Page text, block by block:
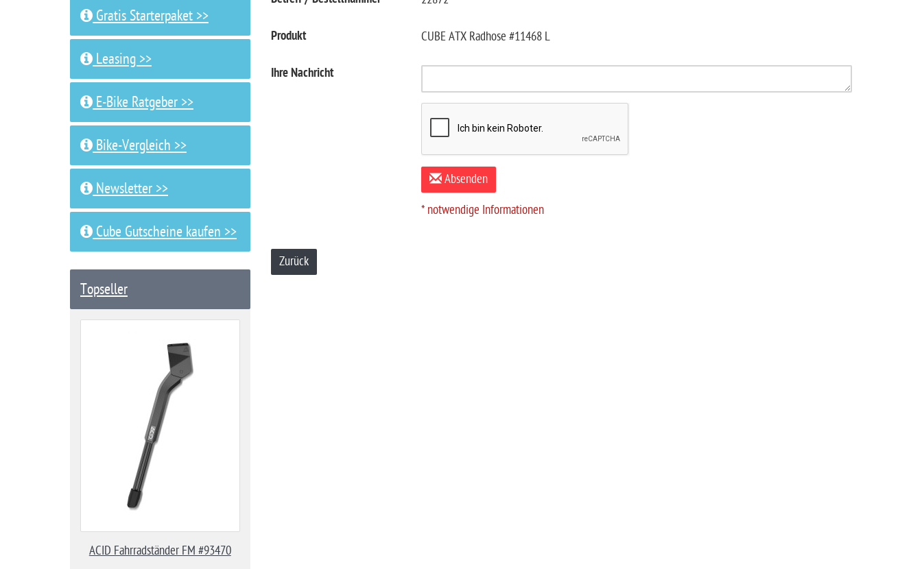
Produkt CUBE ATX Radhose #11468 L
Ihre Nachricht
Absenden
* notwendige Informationen
Zurück
Gratis Starterpaket >>
Leasing >>
E-Bike Ratgeber >>
Bike-Vergleich >>
Newsletter >>
Cube Gutscheine kaufen >>
Topseller
ACID Fahrradständer FM #93470